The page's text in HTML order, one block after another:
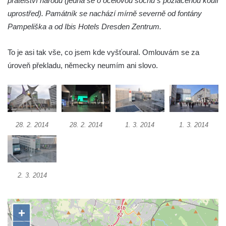
Reliéf Rodina a práce na budově záložny
čp. 69/1 v Českých Budějovicích
Českých Budějovicích
Socha Krista klesajícího pod křížem u
Budějovicích
Socha svatého Jana Nepomuckého u
kostela svaté Rodiny v Českých
Budějovicích
Socha S tebou v parku na Senovážném
náměstí v Českých Budějovicích
Socha Tornádo v parku na Senovážném
Sousoší Humanoidi na Lannově třídě v
Českých Budějovicích
uprostřed). Památník se nachází mírně severně od fontány
Pampeliška a od Ibis Hotels Dresden Zentrum.
To je asi tak vše, co jsem kde vyšťoural. Omlouvám se za
úroveň překladu, německy neumím ani slovo.
28. 2. 2014 28. 2. 2014 1. 3. 2014 1. 3. 2014
2. 3. 2014